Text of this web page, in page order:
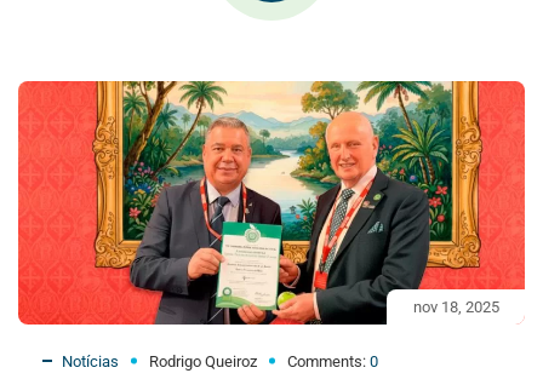
nov 18, 2025
Notícias Rodrigo Queiroz Comments: 0